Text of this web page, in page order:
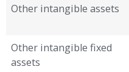
Other intangible assets
Other intangible fixed
assets